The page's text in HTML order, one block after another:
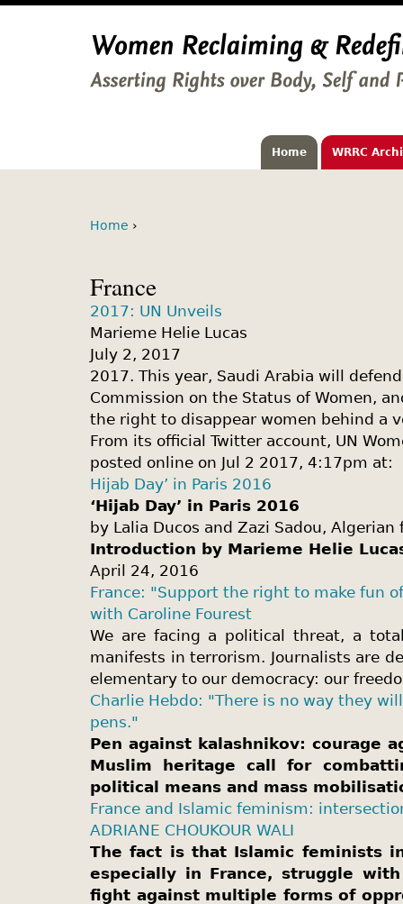
Home WRRC
Home ›
France
2017: UN Unveils
Marieme Helie Lucas
July 2, 2017
2017. This year, Saudi Arabia will
Commission on the Status of Women,
the right to disappear women behind a
From its official Twitter account, UN
posted online on Jul 2 2017, 4:17pm at:
Hijab Day’ in Paris 2016
‘Hijab Day’ in Paris 2016
by Lalia Ducos and Zazi Sadou,
Introduction by Marieme Helie
April 24, 2016
France: "Support the right to make fun
with Caroline Fourest
We are facing a political threat, a
manifests in terrorism. Journalists are
elementary to our democracy: our
Charlie Hebdo: "There is no way they
pens."
Pen against kalashnikov: courage
Muslim heritage call for
political means and mass
France and Islamic feminism:
ADRIANE CHOUKOUR WALI
The fact is that Islamic feminists
especially in France, struggle
fight against multiple forms of